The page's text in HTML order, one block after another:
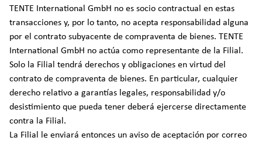
TENTE International GmbH no es socio contractual en estas
transacciones y, por lo tanto, no acepta responsabilidad alguna
por el contrato subyacente de compraventa de bienes. TENTE
International GmbH no actúa como representante de la Filial.
Solo la Filial tendrá derechos y obligaciones en virtud del
contrato de compraventa de bienes. En particular, cualquier
derecho relativo a garantías legales, responsabilidad y/o
desistimiento que pueda tener deberá ejercerse directamente
contra la Filial.
La Filial le enviará entonces un aviso de aceptación por correo